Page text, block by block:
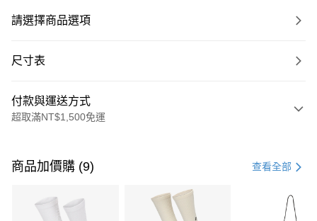
請選擇商品選項
尺寸表
付款與運送方式
超取滿NT$1,500免運
信用卡一次付款
3 期 0 利率 每期 21家銀行
商品加價購 (9) 查看全部